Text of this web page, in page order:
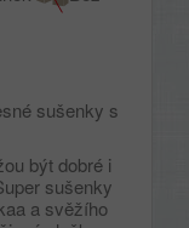
sušenky s
být dobré i
sušenky
a svěžího